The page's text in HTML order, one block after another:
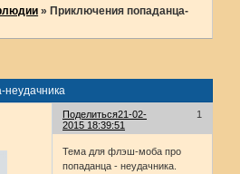
»Приключения попаданца-
Поделиться 1
21-02-
2015 18:39:51
Тема для флэш-моба про
попаданца - неудачника.